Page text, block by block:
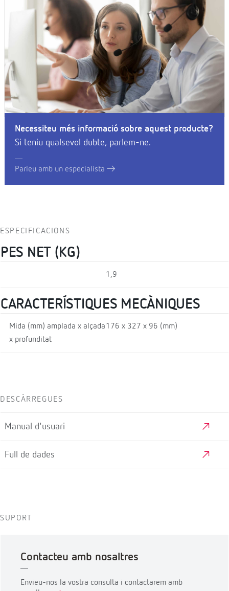
Necessiteu més informació sobre aquest producte?
Si teniu qualsevol dubte, parlem-ne.
Parleu amb un especialista
ESPECIFICACIONS
PES NET (KG)
1,9
CARACTERÍSTIQUES MECÀNIQUES
Mida (mm) amplada x alçada
x profunditat
176 x 327 x 96 (mm)
DESCÀRREGUES
Manual d'usuari
Full de dades
SUPORT
Contacteu amb nosaltres
Envieu-nos la vostra consulta i contactarem amb